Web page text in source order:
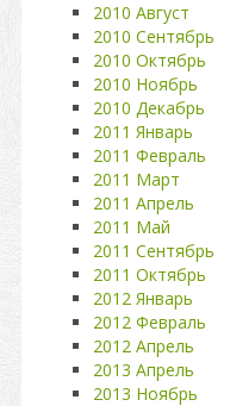
2010 Август
2010 Сентябрь
2010 Октябрь
2010 Ноябрь
2010 Декабрь
2011 Январь
2011 Февраль
2011 Март
2011 Апрель
2011 Май
2011 Сентябрь
2011 Октябрь
2012 Январь
2012 Февраль
2012 Апрель
2013 Апрель
2013 Ноябрь